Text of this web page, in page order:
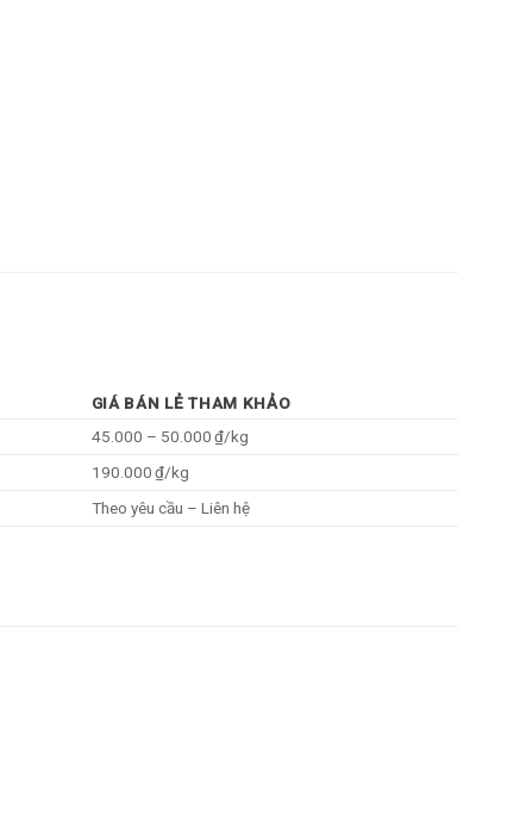
GIÁ BÁN LẺ THAM KHẢO
45.000 – 50.000 ₫/kg
190.000 ₫/kg
Theo yêu cầu – Liên hệ